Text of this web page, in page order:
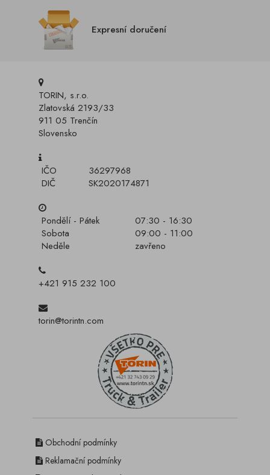
Expresní doručení
TORIN, s.r.o.
Zlatovská 2193/33
911 05 Trenčín
Slovensko
IČO
36297968
DIČ
SK2020174871
Pondělí - Pátek
07:30 - 16:30
Sobota
09:00 - 11:00
Neděle
zavřeno
+421 915 232 100
torin@torintn.com
Obchodní podmínky
Reklamační podmínky